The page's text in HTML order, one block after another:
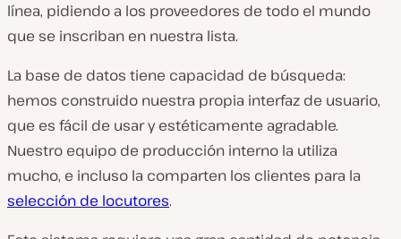
línea, pidiendo a los proveedores de todo el mundo
que se inscriban en nuestra lista.
La base de datos tiene capacidad de búsqueda:
hemos construido nuestra propia interfaz de usuario,
que es fácil de usar y estéticamente agradable.
Nuestro equipo de producción interno la utiliza
mucho, e incluso la comparten los clientes para la
selección de locutores.